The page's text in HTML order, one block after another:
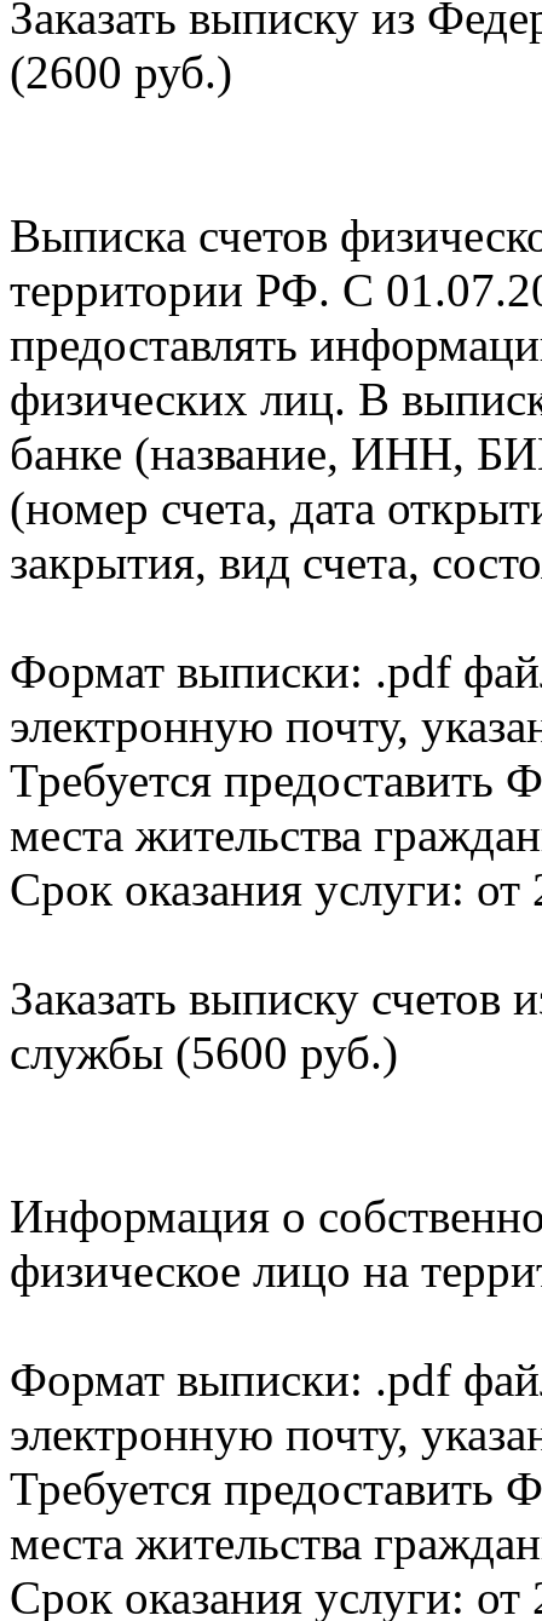
Заказать выписку из
(2600 руб.)
Выписка счетов
территории РФ. С
предоставлять
физических лиц. В
банке (название, ИНН,
(номер счета, дата
закрытия, вид счета,
Формат выписки: .pdf
электронную почту,
Требуется
места жительства
Срок оказания услуги: от
Заказать выписку счетов
службы (5600 руб.)
Информация о
физическое лицо на
Формат выписки: .pdf
электронную почту,
Требуется
места жительства
Срок оказания услуги: от